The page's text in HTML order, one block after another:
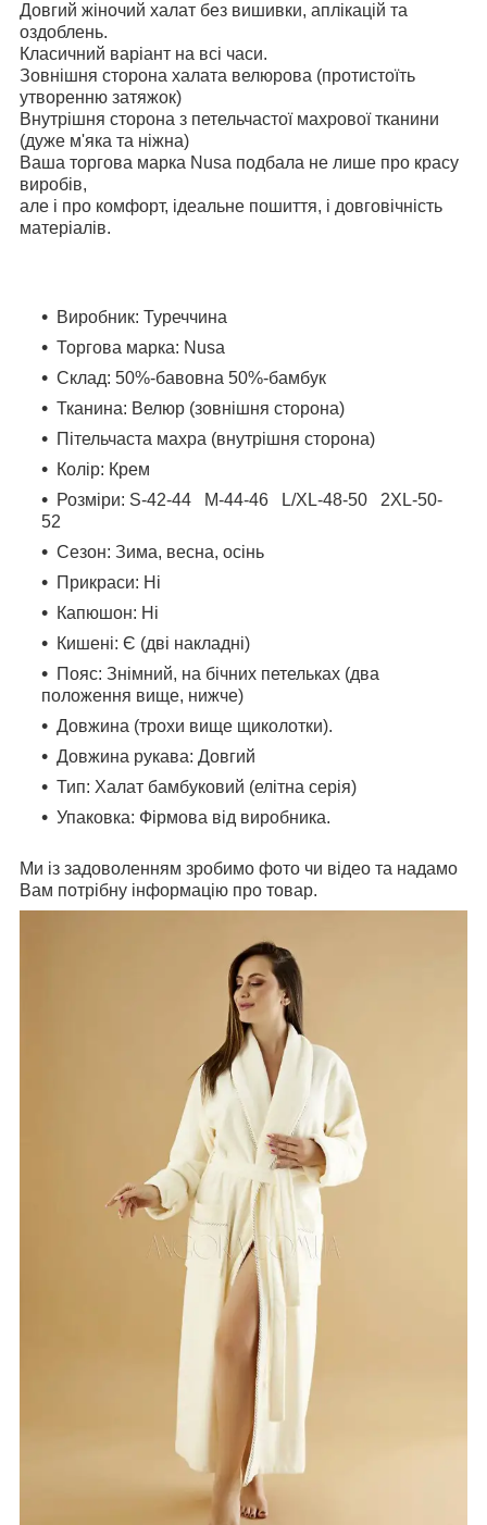
Довгий жіночий халат без вишивки, аплікацій та
оздоблень.
Класичний варіант на всі часи.
Зовнішня сторона халата велюрова (протистоїть
утворенню затяжок)
Внутрішня сторона з петельчастої махрової тканини
(дуже м'яка та ніжна)
Ваша торгова марка Nusa подбала не лише про красу
виробів,
але і про комфорт, ідеальне пошиття, і довговічність
матеріалів.
Виробник: Туреччина
Торгова марка: Nusa
Склад: 50%-бавовна 50%-бамбук
Тканина: Велюр (зовнішня сторона)
Пітельчаста махра (внутрішня сторона)
Колір: Крем
Розміри: S-42-44 M-44-46 L/XL-48-50 2XL-50-
52
Сезон: Зима, весна, осінь
Прикраси: Нi
Капюшон: Нi
Кишені: Є (дві накладні)
Пояс: Знімний, на бічних петельках (два
положення вище, нижче)
Довжина (трохи вище щиколотки).
Довжина рукава: Довгий
Тип: Халат бамбуковий (елітна серія)
Упаковка: Фірмова від виробника.
Ми із задоволенням зробимо фото чи відео та надамо
Вам потрібну інформацію про товар.